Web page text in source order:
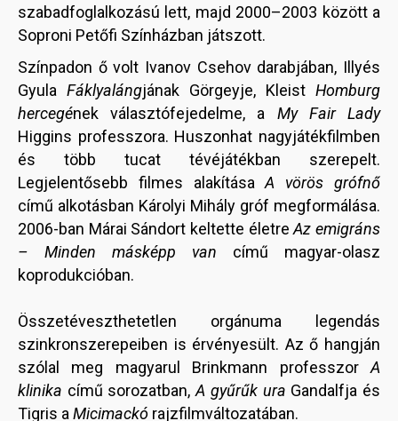
szabadfoglalkozású lett, majd 2000–2003 között a
Soproni Petőfi Színházban játszott.
Színpadon ő volt Ivanov Csehov darabjában, Illyés
Gyula Fáklyalángjának Görgeyje, Kleist Homburg
hercegének választófejedelme, a My Fair Lady
Higgins professzora. Huszonhat nagyjátékfilmben
és több tucat tévéjátékban szerepelt.
Legjelentősebb filmes alakításaA vörös grófnő
című alkotásban Károlyi Mihály gróf megformálása.
2006-ban Márai Sándort keltette életreAz emigráns
– Minden másképp van című magyar-olasz
koprodukcióban.
Összetéveszthetetlen orgánuma legendás
szinkronszerepeiben is érvényesült. Az ő hangján
szólal meg magyarul Brinkmann professzorA
klinika című sorozatban,A gyűrűk ura Gandalfja és
Tigris aMicimackó rajzfilmváltozatában.